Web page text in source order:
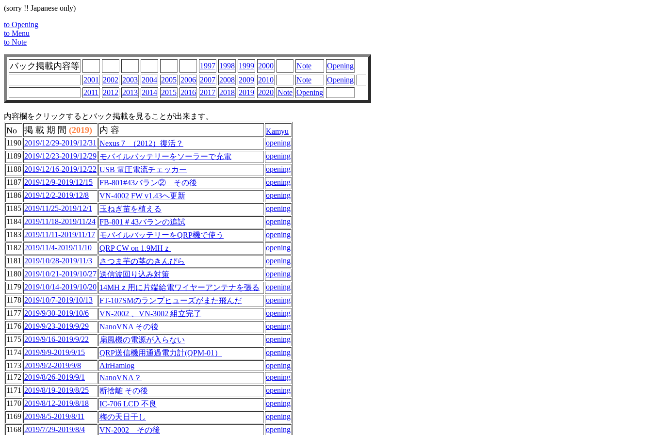
(sorry !! Japanese only)
to Opening
to Menu
to Note
バック掲載内容等 1997 1998 1999 2000 Note
Opening
2001
2002 2003 2004 2005 2006 2007 2008 2009 2010 Note
Opening
2011
2012 2013 2014 2015 2016 2017 2018 2019 2020 Note Opening
内容欄をクリックするとバック掲載を見ることが出来ます。
No 掲 載 期 間 (2019) 内 容
Kamyu
1190 2019/12/29-2019/12/31 Nexus７ （2012）復活？
opening
1189 2019/12/23-2019/12/29 モバイルバッテリーをソーラーで充電
opening
1188 2019/12/16-2019/12/22 USB 電圧電流チェッカー
opening
1187 2019/12/9-2019/12/15 FB-801#43バラン② その後
opening
1186 2019/12/2-2019/12/8 VN-4002 FW v1.43へ更新
opening
1185 2019/11/25-2019/12/1 玉ねぎ苗を植える
opening
1184 2019/11/18-2019/11/24 FB-801＃43バランの追試
opening
1183 2019/11/11-2019/11/17 モバイルバッテリーをQRP機で使う
opening
1182 2019/11/4-2019/11/10 QRP CW on 1.9MHｚ
opening
1181 2019/10/28-2019/11/3 さつま芋の茎のきんぴら
opening
1180 2019/10/21-2019/10/27 送信波回り込み対策
opening
1179 2019/10/14-2019/10/20 14MHｚ用に片端給電ワイヤーアンテナを張る
opening
1178 2019/10/7-2019/10/13 FT-107SMのランプヒューズがまた飛んだ
opening
1177 2019/9/30-2019/10/6 VN-2002 、VN-3002 組立完了
opening
1176 2019/9/23-2019/9/29 NanoVNA その後
opening
1175 2019/9/16-2019/9/22 扇風機の電源が入らない
opening
1174 2019/9/9-2019/9/15 QRP送信機用通過電力計(QPM-01）
opening
1173 2019/9/2-2019/9/8 AirHamlog
opening
1172 2019/8/26-2019/9/1 NanoVNA？
opening
1171 2019/8/19-2019/8/25 断捨離 その後
opening
1170 2019/8/12-2019/8/18 IC-706 LCD 不良
opening
1169 2019/8/5-2019/8/11 梅の天日干し
opening
1168 2019/7/29-2019/8/4 VN-2002 その後
opening